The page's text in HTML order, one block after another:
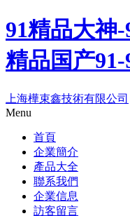
91精品大神
精品国产
上海樺束鑫技術有限公司
Menu
首頁
企業簡介
產品大全
聯系我們
企業信息
訪客留言